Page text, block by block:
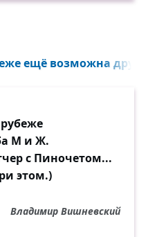
ещё возможна
М и Ж.
с Пиночетом...
этом.)
Владимир Вишневский